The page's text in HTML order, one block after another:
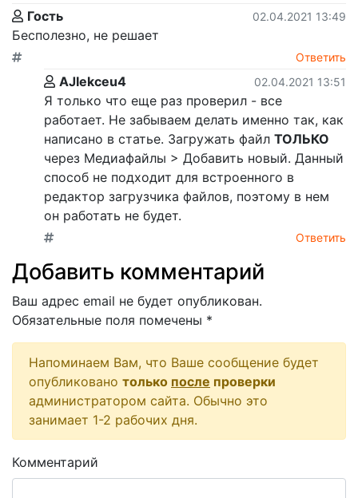
Гость 02.04.2021 13:49
Бесполезно, не решает
Ответить
AJIekceu4 02.04.2021 13:51
Я только что еще раз проверил - все
работает. Не забываем делать именно так, как
написано в статье. Загружать файл ТОЛЬКО
через Медиафайлы > Добавить новый. Данный
способ не подходит для встроенного в
редактор загрузчика файлов, поэтому в нем
он работать не будет.
Ответить
Добавить комментарий
Ваш адрес email не будет опубликован.
Обязательные поля помечены *
Напоминаем Вам, что Ваше сообщение будет
опубликовано только после проверки
администратором сайта. Обычно это
занимает 1-2 рабочих дня.
Комментарий